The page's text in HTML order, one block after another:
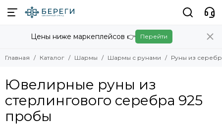
Шармы
Смотреть все товары
Шармы с рунами
Смотреть все товары
Наборы рун
Цены ниже маркеплейсов 👉 Перейти
Главная Каталог Шармы Шармы с рунами Руны из
Ювелирные руны из
стерлингового серебра 925
пробы